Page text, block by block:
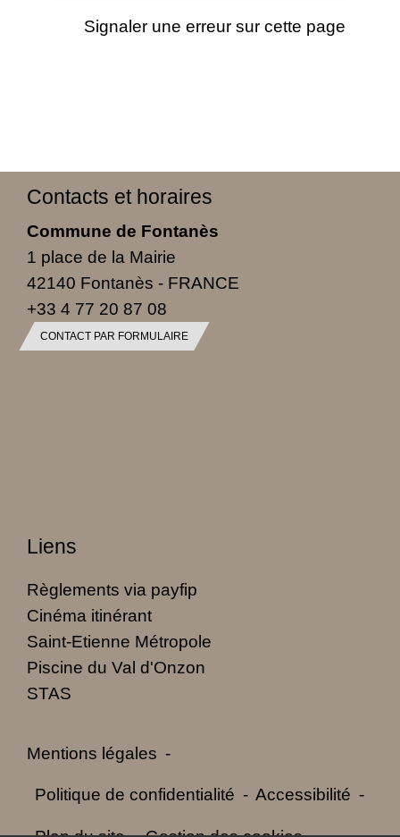
Signaler une erreur sur cette page
Contacts et horaires
Commune de Fontanès
1 place de la Mairie
42140 Fontanès - FRANCE
+33 4 77 20 87 08
CONTACT PAR FORMULAIRE
Liens
Règlements via payfip
Cinéma itinérant
Saint-Etienne Métropole
Piscine du Val d'Onzon
STAS
Mentions légales -
Politique de confidentialité - Accessibilité -